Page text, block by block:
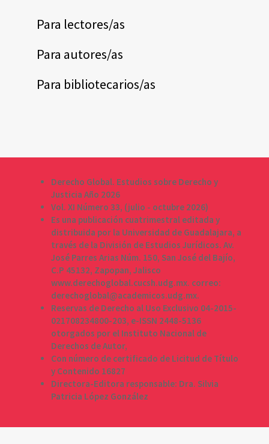
Para lectores/as
Para autores/as
Para bibliotecarios/as
Derecho Global. Estudios sobre Derecho y
Justicia Año 2026
Vol. XI Número 33, (julio - octubre 2026)
Es una publicación cuatrimestral editada y
distribuida por la Universidad de Guadalajara, a
través de la División de Estudios Jurídicos. Av.
José Parres Arias Núm. 150, San José del Bajío,
C.P 45132, Zapopan, Jalisco
www.derechoglobal.cucsh.udg.mx. correo:
derechoglobal@academicos.udg.mx.
Reservas de Derecho al Uso Exclusivo 04-2015-
021708234800-203, e-ISSN 2448-5136
otorgados por el Instituto Nacional de
Derechos de Autor,
Con número de certificado de Licitud de Título
y Contenido 16827
Directora-Editora responsable: Dra. Silvia
Patricia López González